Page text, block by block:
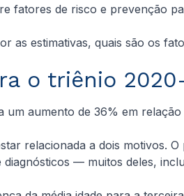
fatores de risco e prevenção
as estimativas, quais são os
o triênio
um aumento de 36% em
relacionada a dois motivos. O
— muitos deles,